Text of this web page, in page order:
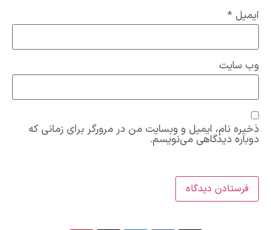
ایمیل *
وب‌ سایت
ذخیره نام، ایمیل و وبسایت من در مرورگر برای زمانی که
دوباره دیدگاهی می‌نویسم.